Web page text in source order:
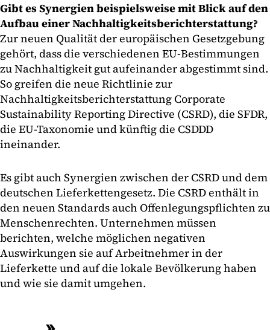
Gibt es Synergien beispielsweise mit Blick auf den
Aufbau einer Nachhaltigkeitsberichterstattung?
Zur neuen Qualität der europäischen Gesetzgebung
gehört, dass die verschiedenen EU-Bestimmungen
zu Nachhaltigkeit gut aufeinander abgestimmt sind.
So greifen die neue Richtlinie zur
Nachhaltigkeitsberichterstattung Corporate
Sustainability Reporting Directive (CSRD), die SFDR,
die EU-Taxonomie und künftig die CSDDD
ineinander.
Es gibt auch Synergien zwischen der CSRD und dem
deutschen Lieferkettengesetz. Die CSRD enthält in
den neuen Standards auch Offenlegungspflichten zu
Menschenrechten. Unternehmen müssen
berichten, welche möglichen negativen
Auswirkungen sie auf Arbeitnehmer in der
Lieferkette und auf die lokale Bevölkerung haben
und wie sie damit umgehen.